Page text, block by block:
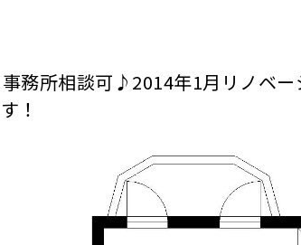
務所相談可♪2014年1月リノベ
！